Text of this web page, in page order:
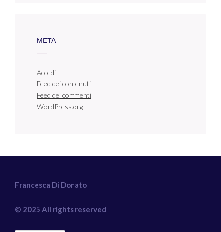
META
Accedi
Feed dei contenuti
Feed dei commenti
WordPress.org
Francesca Di Donato
© 2025 All rights reserved